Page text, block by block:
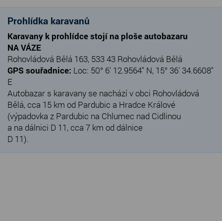
Prohlídka karavanů
Karavany k prohlídce stojí na ploše autobazaru
NA VÁZE
Rohovládová Bělá 163, 533 43 Rohovládová Bělá
GPS souřadnice: Loc: 50° 6' 12.9564" N, 15° 36' 34.6608"
E
Autobazar s karavany se nachází v obci Rohovládová
Bělá, cca 15 km od Pardubic a Hradce Králové
(výpadovka z Pardubic na Chlumec nad Cidlinou
a na dálnici D 11, cca 7 km od dálnice
D 11).